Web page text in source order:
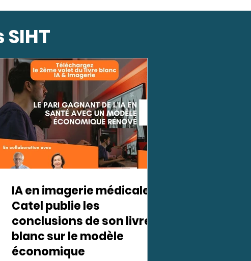
IA en imagerie médicale :
Catel publie les
conclusions de son livre
blanc sur le modèle
économique